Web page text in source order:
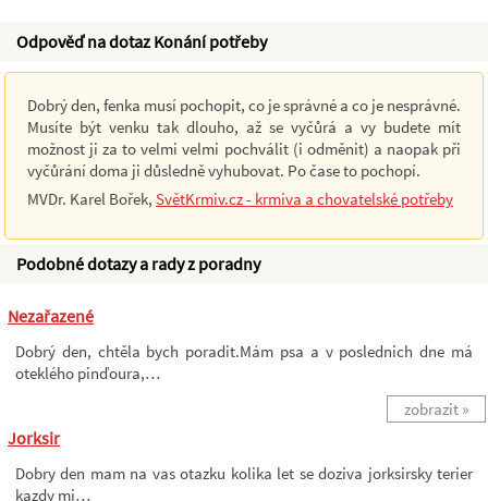
Odpověď na dotaz Konání potřeby
Dobrý den, fenka musí pochopit, co je správné a co je nesprávné.
Musíte být venku tak dlouho, až se vyčůrá a vy budete mít
možnost ji za to velmi velmi pochválit (i odměnit) a naopak při
vyčůrání doma ji důsledně vyhubovat. Po čase to pochopí.
MVDr. Karel Bořek, SvětKrmiv.cz - krmiva a chovatelské potřeby
Podobné dotazy a rady z poradny
Nezařazené
Dobrý den, chtěla bych poradit.Mám psa a v poslednich dne má
oteklého pinďoura,…
zobrazit »
Jorksir
Dobry den mam na vas otazku kolika let se doziva jorksirsky terier
kazdy mi…